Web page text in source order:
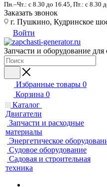
Пн.–Чт.: с 8.30 до 16.45, Пт.: с 8.30
Заказать звонок
г. Пушкино, Кудринское
Войти
Запчасти и оборудование
Избранные товары 0
Корзина 0
Каталог
Двигатели
Запчасти и расходные
материалы
Энергетическое
Судовое оборудование
Садовая и строительная
техника